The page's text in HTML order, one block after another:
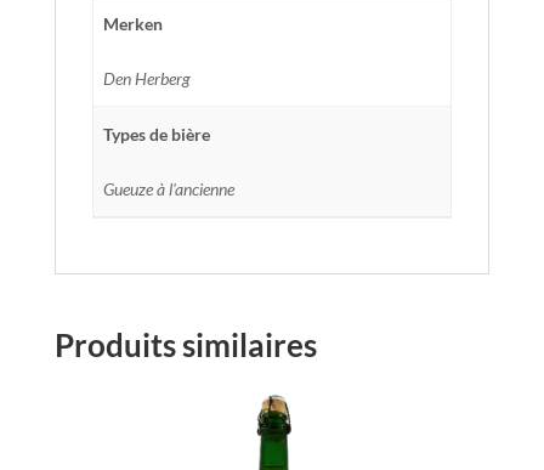
Merken
Den Herberg
Types de bière
Gueuze à l'ancienne
Produits similaires